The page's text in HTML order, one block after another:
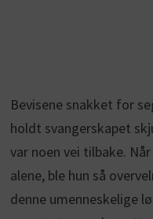
Bevisene snakket for
holdt svangerskapet
var noen vei tilbake.
alene, ble hun så
denne umenneskelige